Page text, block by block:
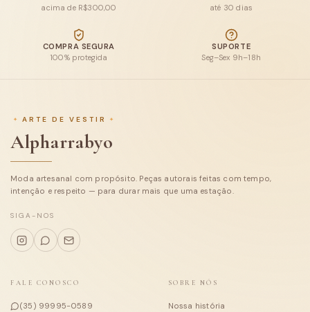
Calças e Shorts
Casacos
Tricot
Coleções
Sobre
acima de R$300,00
até 30 dias
COMPRA SEGURA
100% protegida
SUPORTE
Seg–Sex 9h–18h
ARTE DE VESTIR
Alpharrabyo
Moda artesanal com propósito. Peças autorais feitas com tempo,
intenção e respeito — para durar mais que uma estação.
SIGA-NOS
FALE CONOSCO
(35) 99995-0589
SOBRE NÓS
Nossa história